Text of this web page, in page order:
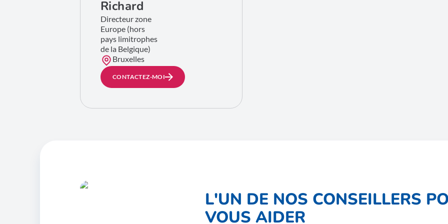
Richard
Directeur zone
Europe (hors
pays limitrophes
de la Belgique)
Bruxelles
CONTACTEZ-MOI
L'UN DE NOS CONSEILLERS
VOUS AIDER